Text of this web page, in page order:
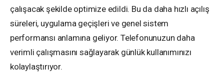
çalışacak şekilde optimize edildi. Bu da daha hızlı açılış
süreleri, uygulama geçişleri ve genel sistem
performansı anlamına geliyor. Telefonunuzun daha
verimli çalışmasını sağlayarak günlük kullanımınızı
kolaylaştırıyor.